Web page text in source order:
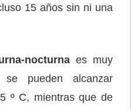
15 años sin ni una
nocturnaes muy
pueden alcanzar
º C, mientras que de